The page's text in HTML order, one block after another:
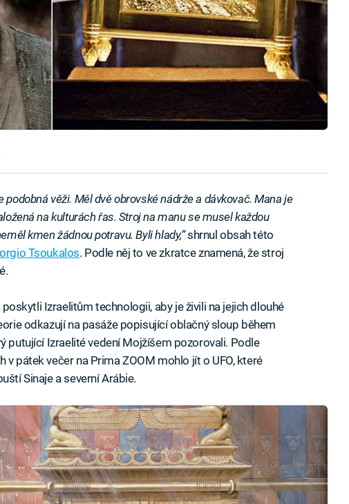
podobná věži. Měl dvě obrovské nádrže a dávkovač. Mana je
na kulturách řas. Stroj na manu se musel každou
kmen žádnou potravu. Byli hlady,“shrnul obsah této
Tsoukalos. Podle něj to ve zkratce znamená, že stroj
Izraelitům technologii, aby je živili na jejich dlouhé
odkazují na pasáže popisující oblačný sloup během
putující Izraelité vedení Mojžíšem pozorovali. Podle
v pátek večer na Prima ZOOM mohlo jít o UFO, které
Sinaje a severní Arábie.